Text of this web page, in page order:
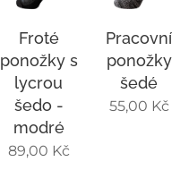
Froté
ponožky s
lycrou
šedo -
modré
89,00 Kč
Pracovní
ponožky
šedé
55,00 Kč